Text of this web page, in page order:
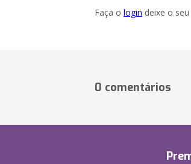
Faça o login deixe o
0 comentários